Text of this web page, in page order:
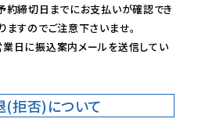
約締切日までにお支払いが確認でき
ますのでご注意下さいませ。
日に振込案内メールを送信してい
(拒否)について